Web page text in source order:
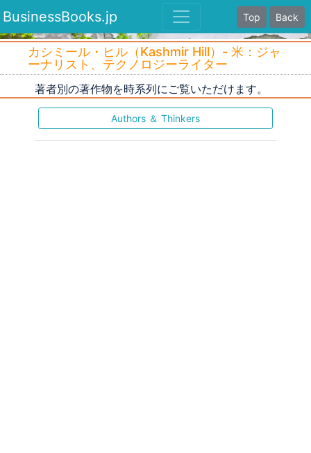
BusinessBooks.jp Top Back
カシミール・ヒル（Kashmir Hill）- 米：ジャ
ーナリスト、テクノロジーライター
著者別の著作物を時系列にご覧いただけます。
Authors ＆ Thinkers